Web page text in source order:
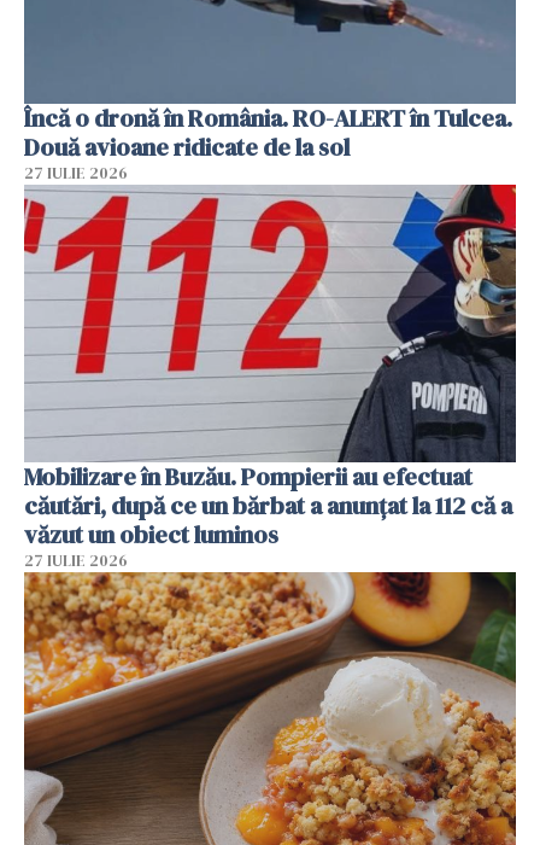
Încă o dronă în România. RO-ALERT în Tulcea.
Două avioane ridicate de la sol
27 IULIE 2026
Mobilizare în Buzău. Pompierii au efectuat
căutări, după ce un bărbat a anunțat la 112 că a
văzut un obiect luminos
27 IULIE 2026